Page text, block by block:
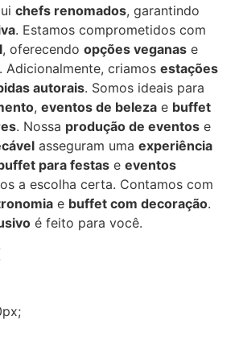
chefs renomados, garantindo
. Estamos comprometidos com
, oferecendo opções veganas e
. Adicionalmente, criamos estações
autorais. Somos ideais para
, eventos de beleza e buffet
. Nossa produção de eventos e
asseguram uma experiência
para festas e eventos
a escolha certa. Contamos com
e buffet com decoração.
é feito para você.